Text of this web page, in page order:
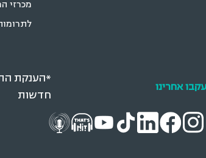
מכרזי
עקבו אחרינו
*הענקת
חדשות